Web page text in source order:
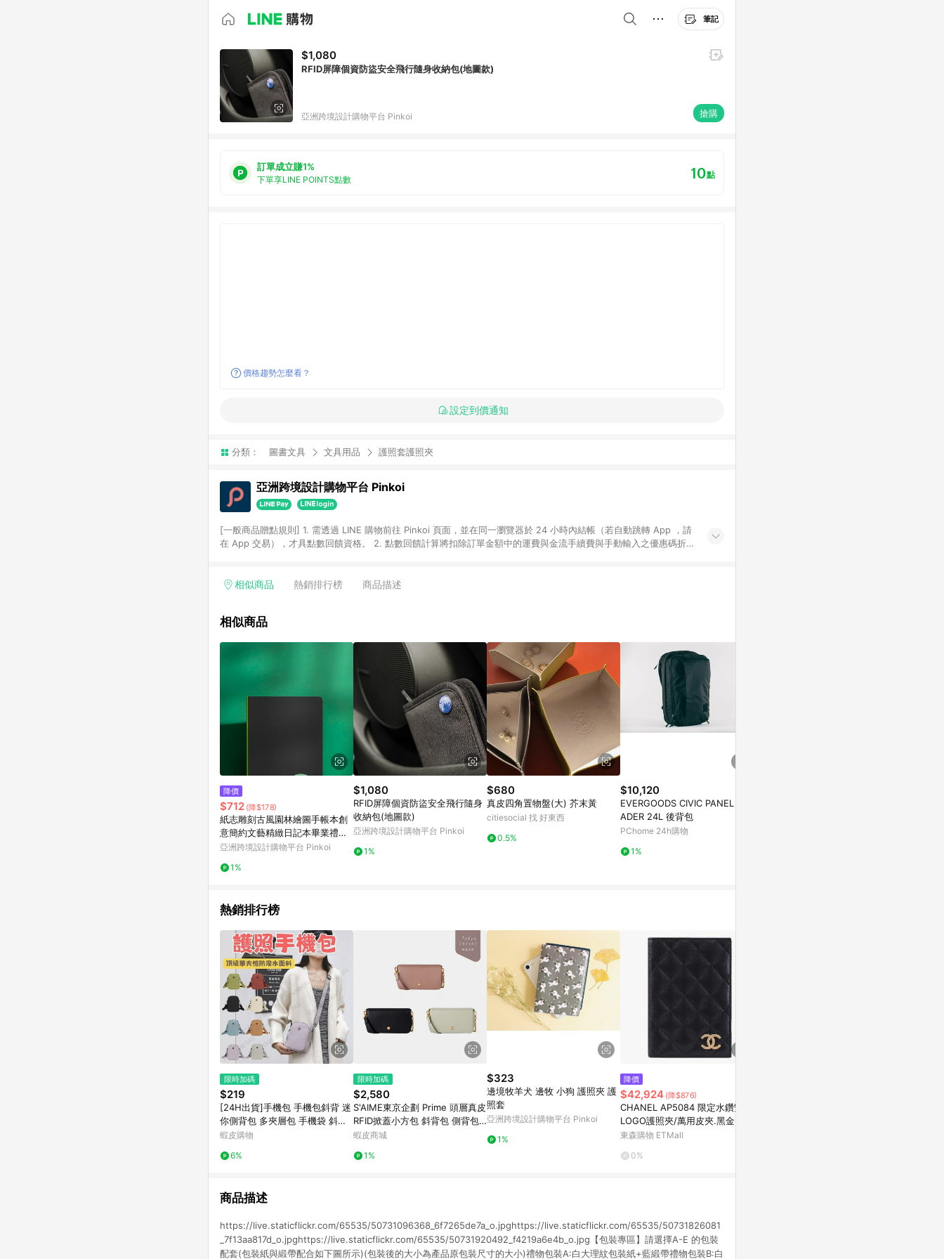
筆記
$1,080
RFID屏障個資防盜安全飛行隨身收納包(地圖款)
亞洲跨境設計購物平台 Pinkoi 搶購
訂單成立賺1%
下單享LINE POINTS點數 10點
價格趨勢怎麼看？
設定到價通知
分類： 圖書文具 文具用品 護照套護照夾
亞洲跨境設計購物平台 Pinkoi
[一般商品贈點規則] 1. 需透過 LINE 購物前往 Pinkoi 頁面，並在同一瀏覽器於 24 小時內結帳（若自動跳轉 App ，請
在 App 交易），才具點數回饋資格。 2. 點數回饋計算將扣除訂單金額中的運費與金流手續費與手動輸入之優惠碼折
格，部分退款不在此限。 6. APP 請更新至Android v4.6.0 / iOS v4.1.5 以上才具贈點資格。 7. 點數將於出貨後 45 天
使用規則請以點數紅包活動說明為準。 11. 若於 LINE 購物前往 Pinkoi 頁面後才首次下載 Pinkoi APP 並完成訂單，不
相似商品 熱銷排行榜 商品描述
相似商品
降價
$712 (降$178)
紙志雕刻古風園林繪圖手帳本創
意簡約文藝精緻日記本畢業禮物
記
亞洲跨境設計購物平台 Pinkoi
1%
$1,080
RFID屏障個資防盜安全飛行隨身
收納包(地圖款)
亞洲跨境設計購物平台 Pinkoi
1%
$680
真皮四角置物盤(大) 芥末黃
citiesocial 找 好東西
0.5%
$10,120
EVERGOODS CIVIC PANEL LO
ADER 24L 後背包
PChome 24h購物
1%
熱銷排行榜
限時加碼
$219
[24H出貨]手機包 手機包斜背 迷
你側背包 多夾層包 手機袋 斜背
包 小方包 手機背包 手機包包 護
蝦皮購物
6%
限時加碼
$2,580
S'AIME東京企劃 Prime 頭層真皮
RFID掀蓋小方包 斜背包 側背包
真皮包 肩背包 護照包 WOC包
蝦皮商城
1%
$323
邊境牧羊犬 邊牧 小狗 護照夾 護
照套
亞洲跨境設計購物平台 Pinkoi
1%
降價
$42,924 (降$876)
CHANEL AP5084 限定水鑽雙C
LOGO護照夾/萬用皮夾.黑金
東森購物 ETMall
0%
商品描述
https://live.staticflickr.com/65535/50731096368_6f7265de7a_o.jpghttps://live.staticflickr.com/65535/50731826081
_7f13aa817d_o.jpghttps://live.staticflickr.com/65535/50731920492_f4219a6e4b_o.jpg【包裝專區】請選擇A-E 的包裝
配套(包裝紙與緞帶配合如下圖所示)(包裝後的大小為產品原包裝尺寸的大小)禮物包裝A:白大理紋包裝紙+藍緞帶禮物包裝B:白